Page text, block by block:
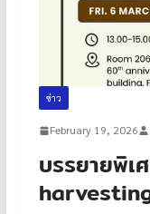
ข่าว
February 19, 2026
บรรยายพิ